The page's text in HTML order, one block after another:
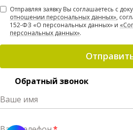
Отправляя заявку Вы соглашаетесь с
отношении персональных данных»,
152-ФЗ «О персональных данных» и
персональных данных».
Обратный звонок
Ваше имя